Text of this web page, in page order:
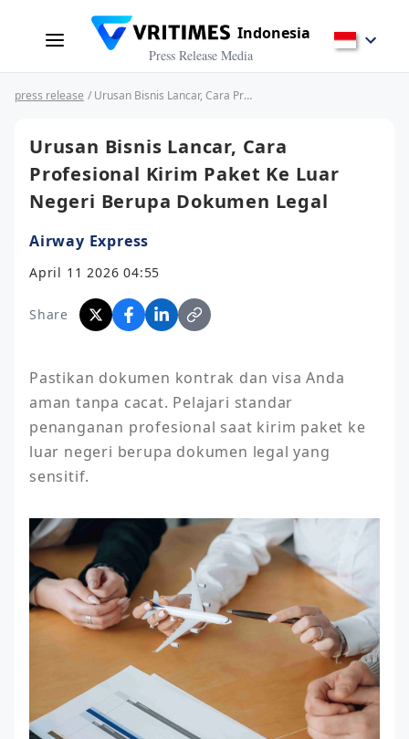
Indonesia
Press Release Media
press release / Urusan Bisnis Lancar, Cara Profesional Kirim Paket Ke Luar Negeri Berupa Dokumen Legal
Urusan Bisnis Lancar, Cara
Profesional Kirim Paket Ke Luar
Negeri Berupa Dokumen Legal
Airway Express
April 11 2026 04:55
Share
Pastikan dokumen kontrak dan visa Anda
aman tanpa cacat. Pelajari standar
penanganan profesional saat kirim paket ke
luar negeri berupa dokumen legal yang
sensitif.